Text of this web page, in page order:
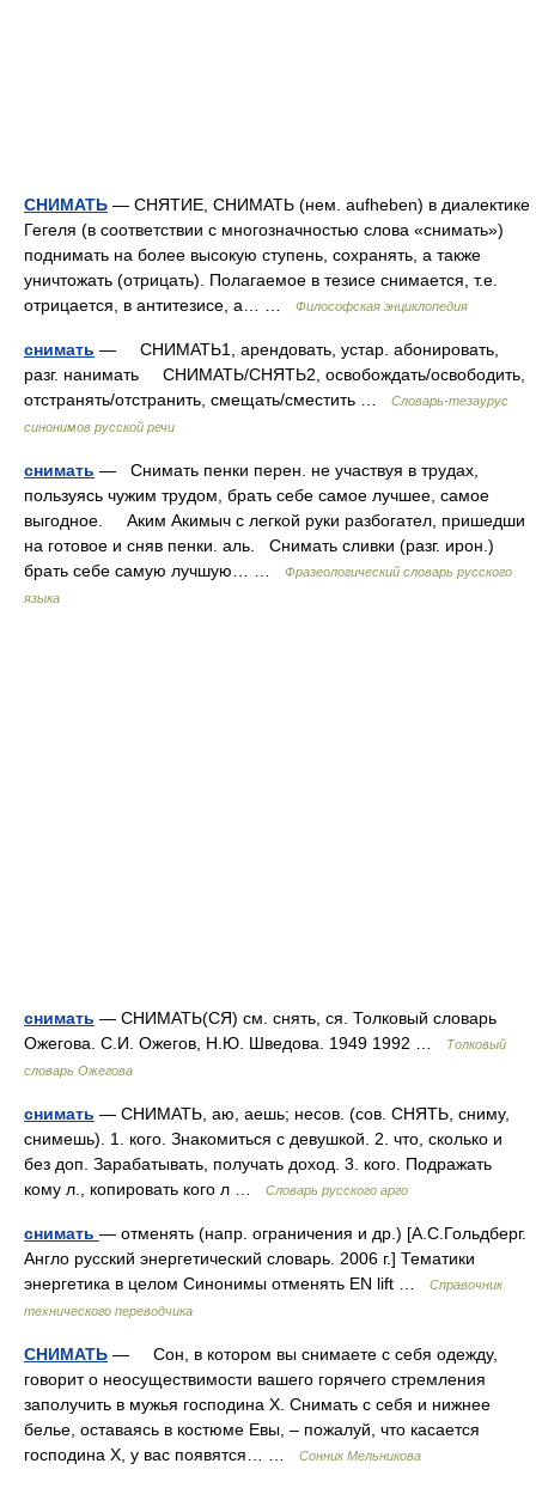
СНИМАТЬ — СНЯТИЕ, СНИМАТЬ (нем. aufheben) в диалектике
Гегеля (в соответствии с многозначностью слова «снимать»)
поднимать на более высокую ступень, сохранять, а также
уничтожать (отрицать). Полагаемое в тезисе снимается, т.е.
отрицается, в антитезисе, а… …
Философская энциклопедия
снимать — СНИМАТЬ1, арендовать, устар. абонировать,
разг. нанимать СНИМАТЬ/СНЯТЬ2, освобождать/освободить,
отстранять/отстранить, смещать/сместить …
Словарь-тезаурус
синонимов русской речи
снимать — Снимать пенки перен. не участвуя в трудах,
пользуясь чужим трудом, брать себе самое лучшее, самое
выгодное. Аким Акимыч с легкой руки разбогател, пришедши
на готовое и сняв пенки. аль. Снимать сливки (разг. ирон.)
брать себе самую лучшую… …
Фразеологический словарь русского
языка
снимать — СНИМАТЬ(СЯ) см. снять, ся. Толковый словарь
Ожегова. С.И. Ожегов, Н.Ю. Шведова. 1949 1992 …
Толковый
словарь Ожегова
снимать — СНИМАТЬ, аю, аешь; несов. (сов. СНЯТЬ, сниму,
снимешь). 1. кого. Знакомиться с девушкой. 2. что, сколько и
без доп. Зарабатывать, получать доход. 3. кого. Подражать
кому л., копировать кого л …
Словарь русского арго
снимать — отменять (напр. ограничения и др.) [А.С.Гольдберг.
Англо русский энергетический словарь. 2006 г.] Тематики
энергетика в целом Синонимы отменять EN lift …
Справочник
технического переводчика
СНИМАТЬ — Сон, в котором вы снимаете с себя одежду,
говорит о неосуществимости вашего горячего стремления
заполучить в мужья господина X. Снимать с себя и нижнее
белье, оставаясь в костюме Евы, – пожалуй, что касается
господина X, у вас появятся… …
Сонник Мельникова